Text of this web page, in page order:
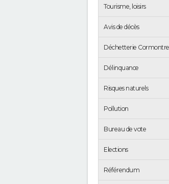
Tourisme, loisirs
Avis de décès
Déchetterie
Délinquance
Risques naturels
Pollution
Bureau de vote
Elections
Référendum